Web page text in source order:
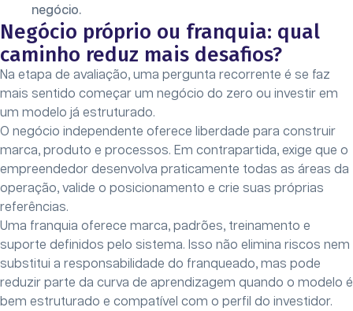
negócio.
Negócio próprio ou franquia: qual
caminho reduz mais desafios?
Na etapa de avaliação, uma pergunta recorrente é se faz
mais sentido começar um negócio do zero ou investir em
um modelo já estruturado.
O negócio independente oferece liberdade para construir
marca, produto e processos. Em contrapartida, exige que o
empreendedor desenvolva praticamente todas as áreas da
operação, valide o posicionamento e crie suas próprias
referências.
Uma franquia oferece marca, padrões, treinamento e
suporte definidos pelo sistema. Isso não elimina riscos nem
substitui a responsabilidade do franqueado, mas pode
reduzir parte da curva de aprendizagem quando o modelo é
bem estruturado e compatível com o perfil do investidor.